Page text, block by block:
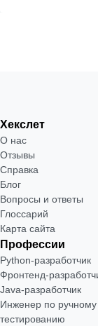
Хекслет
О нас
Отзывы
Справка
Блог
Вопросы и ответы
Глоссарий
Карта сайта
Профессии
Python-разработчик
Фронтенд-
Java-разработчик
Инженер по ручному
тестированию